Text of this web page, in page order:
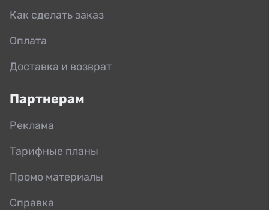
Как сделать заказ
Оплата
Доставка и возврат
Партнерам
Реклама
Тарифные планы
Промо материалы
Справка